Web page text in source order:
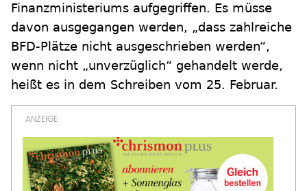
Finanzministeriums aufgegriffen. Es müsse
davon ausgegangen werden, „dass zahlreiche
BFD-Plätze nicht ausgeschrieben werden“,
wenn nicht „unverzüglich“ gehandelt werde,
heißt es in dem Schreiben vom 25. Februar.